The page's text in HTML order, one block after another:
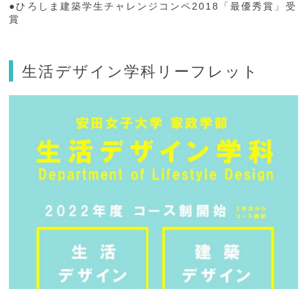
●ひろしま建築学生チャレンジコンペ2018「最優秀賞」受
賞
生活デザイン学科リーフレット